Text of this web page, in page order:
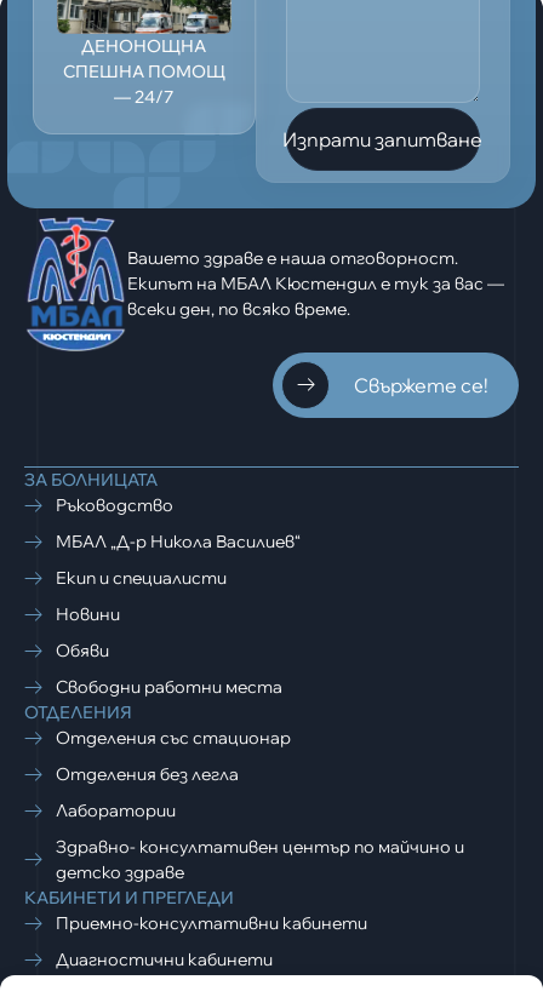
ДЕНОНОЩНА
СПЕШНА ПОМОЩ
— 24/7
Изпрати запитване
Вашето здраве е наша отговорност.
Екипът на МБАЛ Кюстендил е тук за вас —
всеки ден, по всяко време.
Свържете се!
ЗА БОЛНИЦАТА
Ръководство
МБАЛ „Д-р Никола Василиев“
Екип и специалисти
Новини
Обяви
Свободни работни места
ОТДЕЛЕНИЯ
Отделения със стационар
Отделения без легла
Лаборатории
Здравно- консултативен център по майчино и
детско здраве
КАБИНЕТИ И ПРЕГЛЕДИ
Приемно-консултативни кабинети
Диагностични кабинети